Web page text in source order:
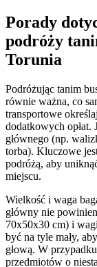
Porady
podróży
Torunia
Podróżując tanim
równie ważna, co
transportowe
dodatkowych opłat.
głównego (np.
torba). Kluczowe
podróżą, aby
miejscu.
Wielkość i waga
główny nie
70x50x30 cm) i
być na tyle mały,
głową. W
przedmiotów o